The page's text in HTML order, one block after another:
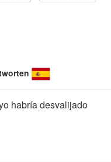
habría desvalijado